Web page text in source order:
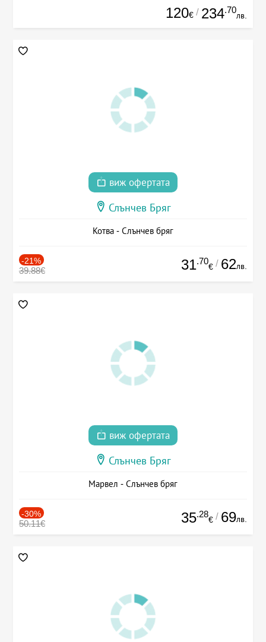
120€ / 234.70
лв.
виж офертата
Слънчев Бряг
Котва - Слънчев бряг
-21%
39.88€ 31.70
€ / 62лв.
виж офертата
Слънчев Бряг
Марвел - Слънчев бряг
-30%
50.11€ 35.28
€ / 69лв.